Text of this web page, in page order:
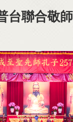
台聯合敬